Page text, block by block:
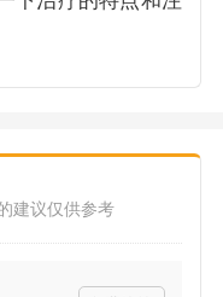
建议仅供参考